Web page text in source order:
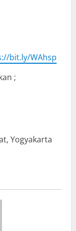
bit.ly/WAhsp
;
Yogyakarta